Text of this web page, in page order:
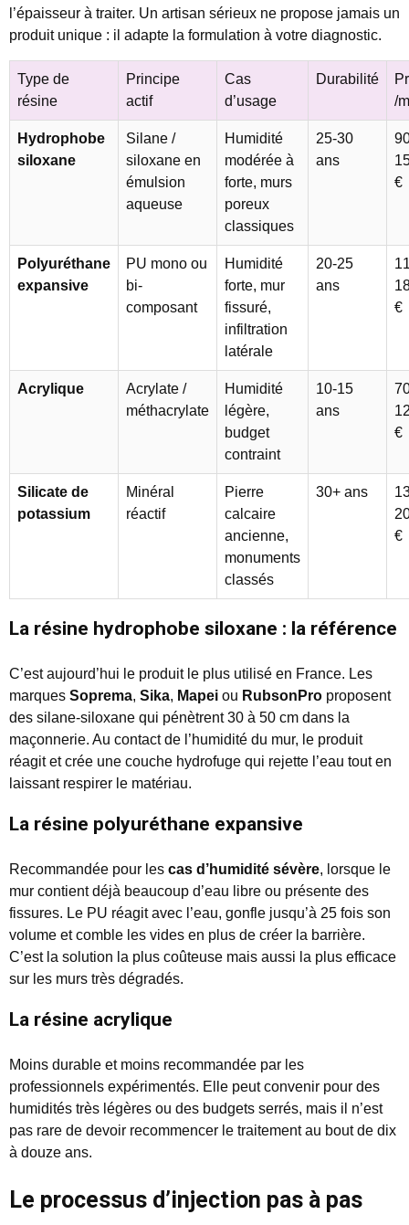
l’épaisseur à traiter. Un artisan sérieux ne propose jamais un
produit unique : il adapte la formulation à votre diagnostic.
Type de
résine
Principe
actif
Cas
d’usage
Durabilité
/
Hydrophobe
siloxane
Silane /
siloxane en
émulsion
aqueuse
Humidité
modérée à
forte, murs
poreux
classiques
25-30
ans
€
Polyuréthane
expansive
PU mono ou
bi-
composant
Humidité
forte, mur
fissuré,
infiltration
latérale
20-25
ans
€
Acrylique
Acrylate /
méthacrylate
Humidité
légère,
budget
contraint
10-15
ans
€
Silicate de
potassium
Minéral
réactif
Pierre
calcaire
ancienne,
monuments
classés
30+ ans
€
La résine hydrophobe siloxane : la référence
C’est aujourd’hui le produit le plus utilisé en France. Les
marques Soprema, Sika, Mapei ou RubsonPro proposent
des silane-siloxane qui pénètrent 30 à 50 cm dans la
maçonnerie. Au contact de l’humidité du mur, le produit
réagit et crée une couche hydrofuge qui rejette l’eau tout en
laissant respirer le matériau.
La résine polyuréthane expansive
Recommandée pour les cas d’humidité sévère, lorsque le
mur contient déjà beaucoup d’eau libre ou présente des
fissures. Le PU réagit avec l’eau, gonfle jusqu’à 25 fois son
volume et comble les vides en plus de créer la barrière.
C’est la solution la plus coûteuse mais aussi la plus efficace
sur les murs très dégradés.
La résine acrylique
Moins durable et moins recommandée par les
professionnels expérimentés. Elle peut convenir pour des
humidités très légères ou des budgets serrés, mais il n’est
pas rare de devoir recommencer le traitement au bout de dix
à douze ans.
Le processus d’injection pas à pas